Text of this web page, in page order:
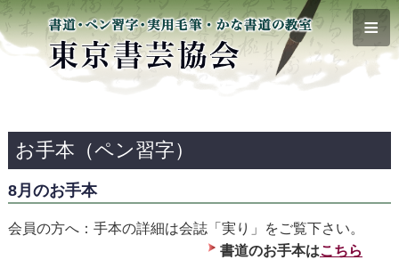
≡
お手本（ペン習字）
8月のお手本
会員の方へ：手本の詳細は会誌「実り」をご覧下さい。
書道のお手本はこちら